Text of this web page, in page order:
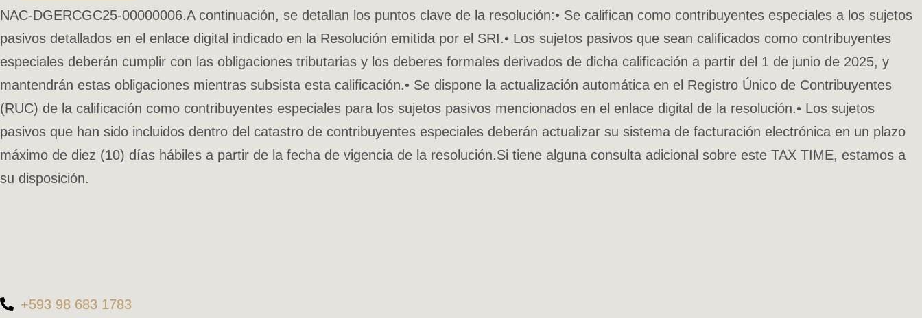
NAC-DGERCGC25-00000006.A continuación, se detallan los puntos clave de la resolución:• Se califican como contribuyentes especiales a los sujetos
pasivos detallados en el enlace digital indicado en la Resolución emitida por el SRI.• Los sujetos pasivos que sean calificados como contribuyentes
especiales deberán cumplir con las obligaciones tributarias y los deberes formales derivados de dicha calificación a partir del 1 de junio de 2025, y
mantendrán estas obligaciones mientras subsista esta calificación.• Se dispone la actualización automática en el Registro Único de Contribuyentes
(RUC) de la calificación como contribuyentes especiales para los sujetos pasivos mencionados en el enlace digital de la resolución.• Los sujetos
pasivos que han sido incluidos dentro del catastro de contribuyentes especiales deberán actualizar su sistema de facturación electrónica en un plazo
máximo de diez (10) días hábiles a partir de la fecha de vigencia de la resolución.Si tiene alguna consulta adicional sobre este TAX TIME, estamos a
su disposición.
+593 98 683 1783